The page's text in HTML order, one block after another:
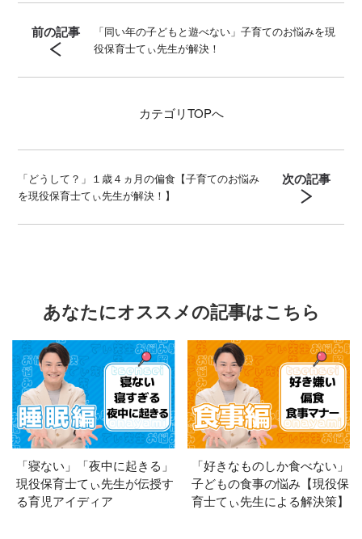
前の記事
「同い年の子どもと遊べない」子育てのお悩みを現
役保育士てぃ先生が解決！
カテゴリTOPへ
「どうして？」１歳４ヵ月の偏食【子育てのお悩み
を現役保育士てぃ先生が解決！】
次の記事
あなたにオススメの記事はこちら
「寝ない」「夜中に起きる」
現役保育士てぃ先生が伝授す
る育児アイディア
「好きなものしか食べない」
子どもの食事の悩み【現役保
育士てぃ先生による解決策】